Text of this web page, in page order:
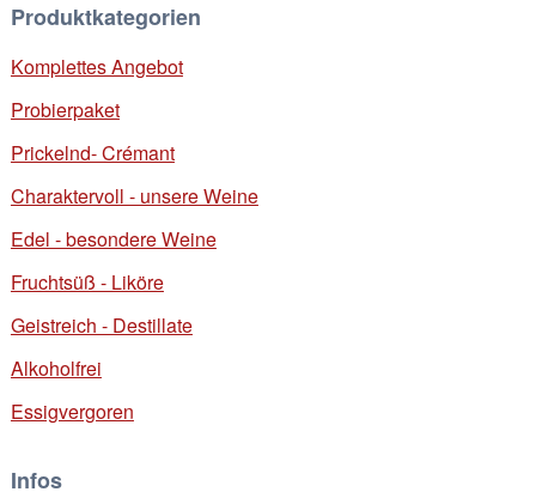
Produktkategorien
Komplettes Angebot
Probierpaket
Prickelnd- Crémant
Charaktervoll - unsere Weine
Edel - besondere Weine
Fruchtsüß - Liköre
Geistreich - Destillate
Alkoholfrei
Essigvergoren
Infos